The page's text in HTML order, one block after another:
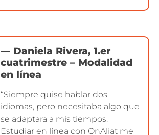
— Daniela Rivera, 1.er
cuatrimestre – Modalidad
en línea
“Siempre quise hablar dos
idiomas, pero necesitaba algo que
se adaptara a mis tiempos.
Estudiar en línea con OnAliat me